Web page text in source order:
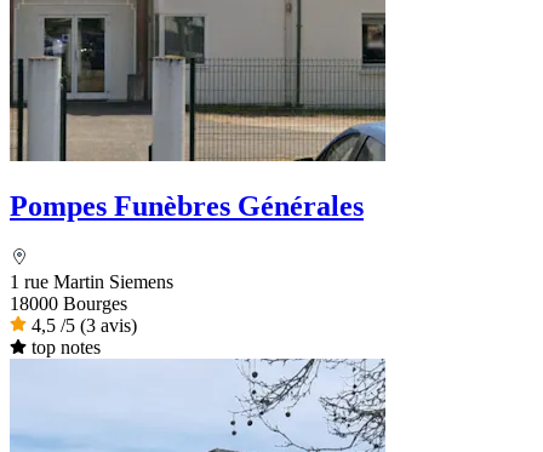
Pompes Funèbres Générales
1 rue Martin Siemens
18000 Bourges
4,5 /5 (3 avis)
top notes